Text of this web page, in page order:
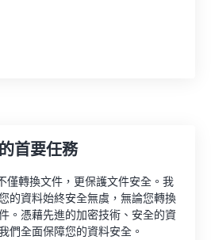
首要任務
僅轉換文件，更保護文件安全。我
的資料始終安全無虞，無論您轉換
。憑藉先進的加密技術、安全的資
們全面保障您的資料安全。